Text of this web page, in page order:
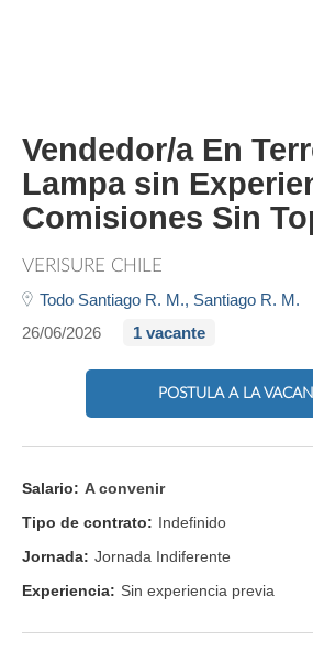
Vendedor/a En
Lampa sin
Comisiones Sin
VERISURE CHILE
Todo Santiago R. M., Santiago R. M.
26/06/2026
1 vacante
POSTULA A LA
Salario: A convenir
Tipo de contrato: Indefinido
Jornada: Jornada Indiferente
Experiencia: Sin experiencia previa